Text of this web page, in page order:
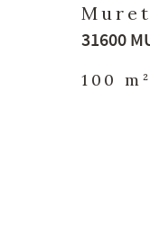
31600
100 m²